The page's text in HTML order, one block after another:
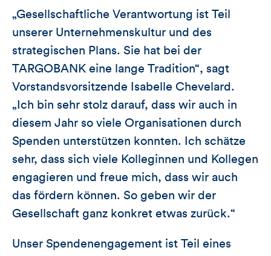
„Gesellschaftliche Verantwortung ist Teil
unserer Unternehmenskultur und des
strategischen Plans. Sie hat bei der
TARGOBANK eine lange Tradition“, sagt
Vorstandsvorsitzende Isabelle Chevelard.
„Ich bin sehr stolz darauf, dass wir auch in
diesem Jahr so viele Organisationen durch
Spenden unterstützen konnten. Ich schätze
sehr, dass sich viele Kolleginnen und Kollegen
engagieren und freue mich, dass wir auch
das fördern können. So geben wir der
Gesellschaft ganz konkret etwas zurück.“
Unser Spendenengagement ist Teil eines